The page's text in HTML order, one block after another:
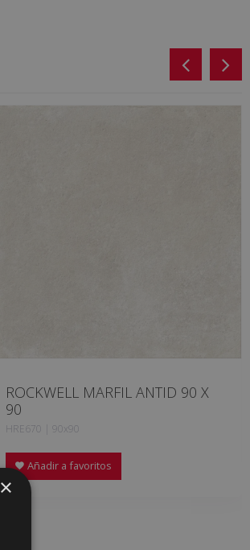
ROCKWELL MARFIL ANTID 90 X
90
HRE670 | 90x90
Añadir a favoritos
×